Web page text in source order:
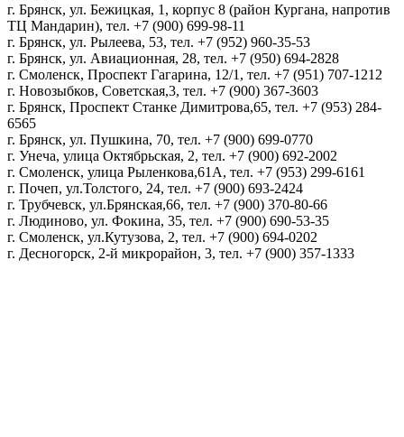
г. Брянск, ул. Бежицкая, 1, корпус 8 (район Кургана, напротив
ТЦ Мандарин), тел. +7 (900) 699-98-11
г. Брянск, ул. Рылеева, 53, тел. +7 (952) 960-35-53
г. Брянск, ул. Авиационная, 28, тел. +7 (950) 694-2828
г. Смоленск, Проспект Гагарина, 12/1, тел. +7 (951) 707-1212
г. Новозыбков, Советская,3, тел. +7 (900) 367-3603
г. Брянск, Проспект Станке Димитрова,65, тел. +7 (953) 284-
6565
г. Брянск, ул. Пушкина, 70, тел. +7 (900) 699-0770
г. Унеча, улица Октябрьская, 2, тел. +7 (900) 692-2002
г. Смоленск, улица Рыленкова,61А, тел. +7 (953) 299-6161
г. Почеп, ул.Толстого, 24, тел. +7 (900) 693-2424
г. Трубчевск, ул.Брянская,66, тел. +7 (900) 370-80-66
г. Людиново, ул. Фокина, 35, тел. +7 (900) 690-53-35
г. Смоленск, ул.Кутузова, 2, тел. +7 (900) 694-0202
г. Десногорск, 2-й микрорайон, 3, тел. +7 (900) 357-1333